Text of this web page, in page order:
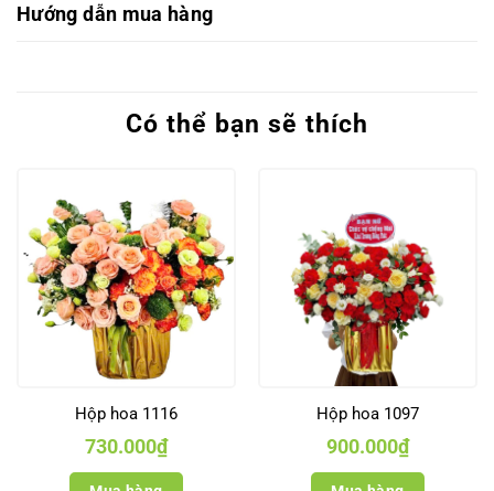
Hướng dẫn mua hàng
Có thể bạn sẽ thích
Hộp hoa 1116
730.000₫
Hộp hoa 1097
900.000₫